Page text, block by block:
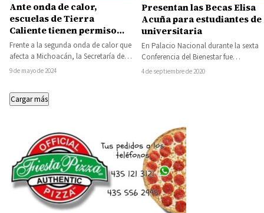
Ante onda de calor,
escuelas de Tierra
Caliente tienen permiso
para modificar horarios
de entrada y salida
Frente a la segunda onda de calor que
afecta a Michoacán, la Secretaría de
Educación del Estado (SEE)…
9 de mayo de 2024
Presentan las Becas Elisa
Acuña para estudiantes de
universitaria
En Palacio Nacional durante la sexta
Conferencia del Bienestar fue
presentado el Programa de Becas
4 de septiembre de 2020
Cargar más